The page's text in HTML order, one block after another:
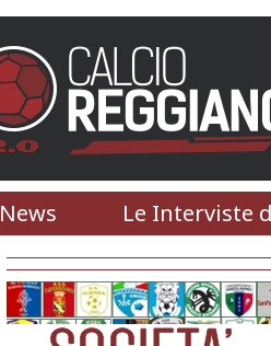
News Le Interviste